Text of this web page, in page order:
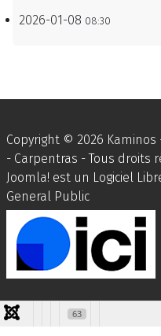
2026-01-08 08:30
Copyright © 2026
- Carpentras - Tous droits
Joomla! est un Logiciel
General Public
63